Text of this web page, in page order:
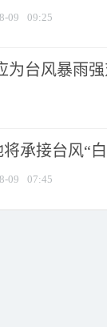
09 09:25
为台风暴雨
承接台风“
09 07:45